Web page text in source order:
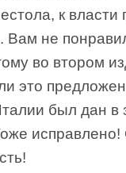
к
Вам не
во втором
это
был дан в
исправлено!